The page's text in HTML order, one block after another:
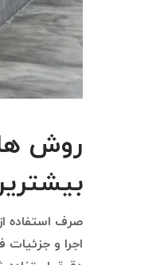
روش
صرف استفاده
اجرا و